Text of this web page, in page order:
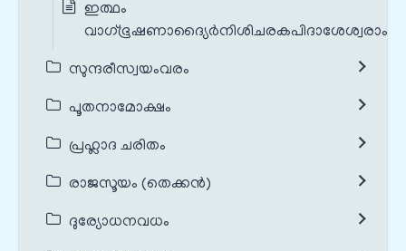
ഇത്ഥം
സുന്ദരീസ്വയംവരം
പൂതനാമോക്ഷം
പ്രഹ്ലാദ ചരിതം
രാജസൂയം (തെക്കൻ)
ദുര്യോധനവധം